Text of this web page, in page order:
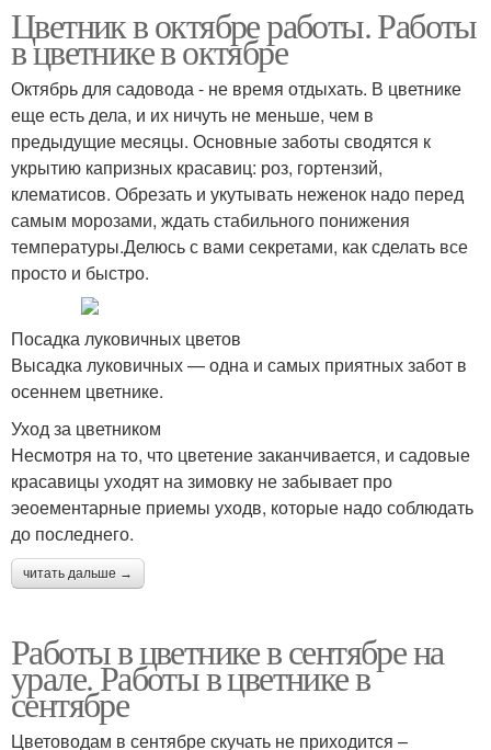
Цветник в октябре работы. Работы
в цветнике в октябре
Октябрь для садовода - не время отдыхать. В цветнике
еще есть дела, и их ничуть не меньше, чем в
предыдущие месяцы. Основные заботы сводятся к
укрытию капризных красавиц: роз, гортензий,
клематисов. Обрезать и укутывать неженок надо перед
самым морозами, ждать стабильного понижения
температуры.Делюсь с вами секретами, как сделать все
просто и быстро.
Посадка луковичных цветов
Высадка луковичных — одна и самых приятных забот в
осеннем цветнике.
Уход за цветником
Несмотря на то, что цветение заканчивается, и садовые
красавицы уходят на зимовку не забывает про
эеоементарные приемы уходв, которые надо соблюдать
до последнего.
читать дальше →
Работы в цветнике в сентябре на
урале. Работы в цветнике в
сентябре
Цветоводам в сентябре скучать не приходится –